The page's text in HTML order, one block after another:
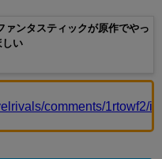
ァンタスティックが原作でやっ
しい
comments/1rtowf2/